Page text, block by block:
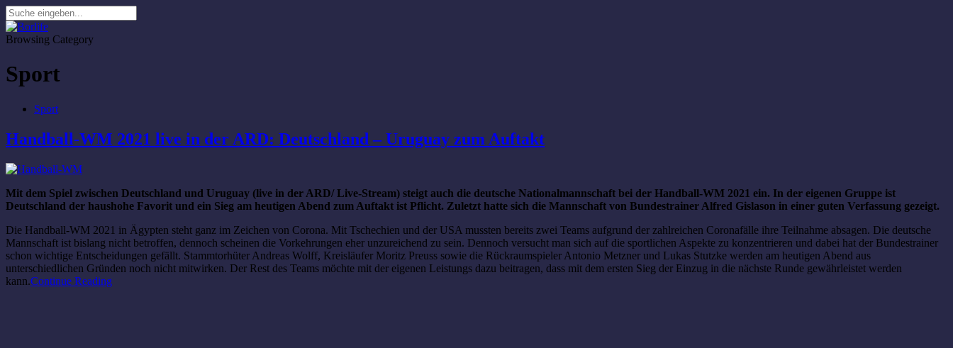
Browsing Category
Sport
Sport
Handball-WM 2021 live in der ARD: Deutschland – Uruguay zum Auftakt
Mit dem Spiel zwischen Deutschland und Uruguay (live in der ARD/ Live-Stream) steigt auch die deutsche Nationalmannschaft bei der Handball-WM 2021 ein. In der eigenen Gruppe ist
Deutschland der haushohe Favorit und ein Sieg am heutigen Abend zum Auftakt ist Pflicht. Zuletzt hatte sich die Mannschaft von Bundestrainer Alfred Gislason in einer guten Verfassung gezeigt.
Die Handball-WM 2021 in Ägypten steht ganz im Zeichen von Corona. Mit Tschechien und der USA mussten bereits zwei Teams aufgrund der zahlreichen Coronafälle ihre Teilnahme absagen. Die deutsche
Mannschaft ist bislang nicht betroffen, dennoch scheinen die Vorkehrungen eher unzureichend zu sein. Dennoch versucht man sich auf die sportlichen Aspekte zu konzentrieren und dabei hat der Bundestrainer
schon wichtige Entscheidungen gefällt. Stammtorhüter Andreas Wolff, Kreisläufer Moritz Preuss sowie die Rückraumspieler Antonio Metzner und Lukas Stutzke werden am heutigen Abend aus
unterschiedlichen Gründen noch nicht mitwirken. Der Rest des Teams möchte mit der eigenen Leistungs dazu beitragen, dass mit dem ersten Sieg der Einzug in die nächste Runde gewährleistet werden
kann.Continue Reading